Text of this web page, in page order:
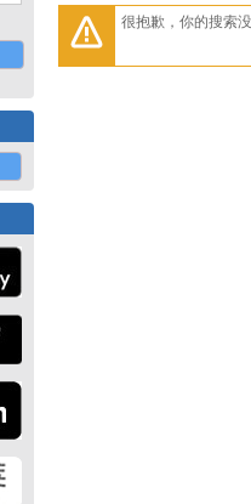
很抱歉，你的搜索没